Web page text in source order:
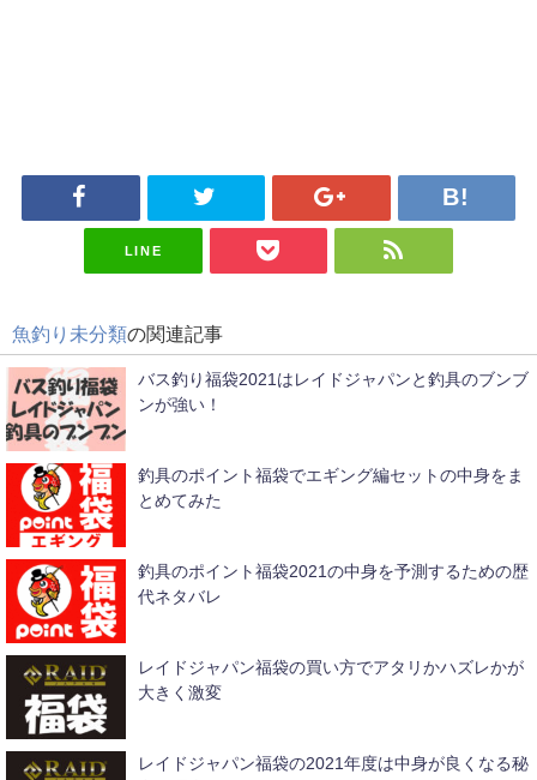
LINE
魚釣り未分類の関連記事
バス釣り福袋2021はレイドジャパンと釣具のブンブ
ンが強い！
釣具のポイント福袋でエギング編セットの中身をま
とめてみた
釣具のポイント福袋2021の中身を予測するための歴
代ネタバレ
レイドジャパン福袋の買い方でアタリかハズレかが
大きく激変
レイドジャパン福袋の2021年度は中身が良くなる秘